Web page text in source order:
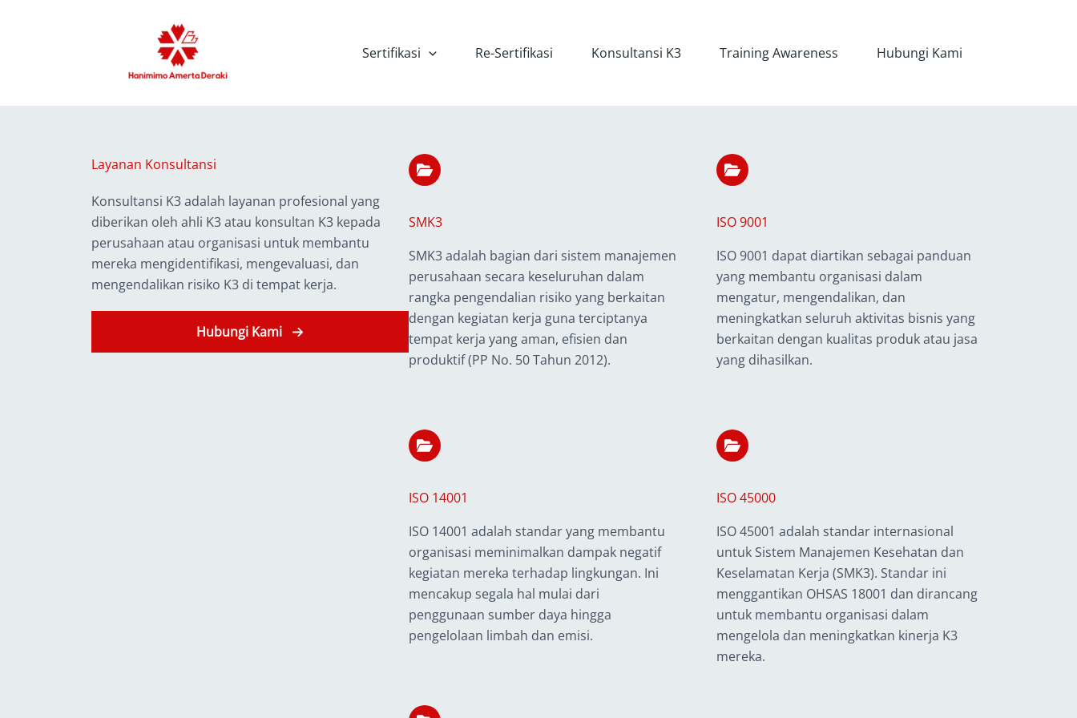
Sertifikasi Re-Sertifikasi Konsultansi K3 Training Awareness Hubungi Kami
Layanan Konsultansi
Konsultansi K3 adalah layanan profesional yang
diberikan oleh ahli K3 atau konsultan K3 kepada
perusahaan atau organisasi untuk membantu
mereka mengidentifikasi, mengevaluasi, dan
mengendalikan risiko K3 di tempat kerja.
Hubungi Kami
SMK3
SMK3 adalah bagian dari sistem manajemen
perusahaan secara keseluruhan dalam
rangka pengendalian risiko yang berkaitan
dengan kegiatan kerja guna terciptanya
tempat kerja yang aman, efisien dan
produktif (PP No. 50 Tahun 2012).
ISO 9001
ISO 9001 dapat diartikan sebagai panduan
yang membantu organisasi dalam
mengatur, mengendalikan, dan
meningkatkan seluruh aktivitas bisnis yang
berkaitan dengan kualitas produk atau jasa
yang dihasilkan.
ISO 14001
ISO 14001 adalah standar yang membantu
organisasi meminimalkan dampak negatif
kegiatan mereka terhadap lingkungan. Ini
mencakup segala hal mulai dari
penggunaan sumber daya hingga
pengelolaan limbah dan emisi.
ISO 45000
ISO 45001 adalah standar internasional
untuk Sistem Manajemen Kesehatan dan
Keselamatan Kerja (SMK3). Standar ini
menggantikan OHSAS 18001 dan dirancang
untuk membantu organisasi dalam
mengelola dan meningkatkan kinerja K3
mereka.